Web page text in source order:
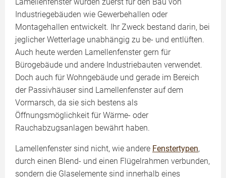
Industriegebäuden wie Gewerbehallen oder
Montagehallen entwickelt. Ihr Zweck bestand darin, bei
jeglicher Wetterlage unabhängig zu be- und entlüften.
Auch heute werden Lamellenfenster gern für
Bürogebäude und andere Industriebauten verwendet.
Doch auch für Wohngebäude und gerade im Bereich
der Passivhäuser sind Lamellenfenster auf dem
Vormarsch, da sie sich bestens als
Öffnungsmöglichkeit für Wärme- oder
Rauchabzugsanlagen bewährt haben.
Lamellenfenster sind nicht, wie andere Fenstertypen,
durch einen Blend- und einen Flügelrahmen verbunden,
sondern die Glaselemente sind innerhalb eines